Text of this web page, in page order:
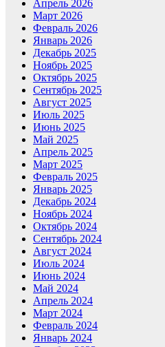
Апрель 2026
Март 2026
Февраль 2026
Январь 2026
Декабрь 2025
Ноябрь 2025
Октябрь 2025
Сентябрь 2025
Август 2025
Июль 2025
Июнь 2025
Май 2025
Апрель 2025
Март 2025
Февраль 2025
Январь 2025
Декабрь 2024
Ноябрь 2024
Октябрь 2024
Сентябрь 2024
Август 2024
Июль 2024
Июнь 2024
Май 2024
Апрель 2024
Март 2024
Февраль 2024
Январь 2024